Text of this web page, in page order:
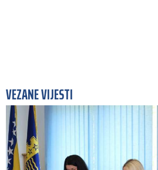
VEZANE VIJESTI